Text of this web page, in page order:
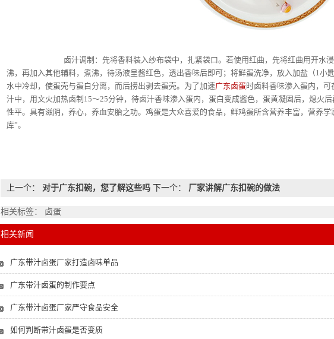
卤汁调制：先将香料装入纱布袋中，扎紧袋口。若使用红曲，先将红曲用开水浸泡
沸，再加入其他辅料，煮沸，待汤液呈酱红色，透出香味后即可；将鲜蛋洗净，放入加盐（1小
水中冷却，使蛋壳与蛋白分离，而后捞出剥去蛋壳。为了加速广东卤蛋时卤料香味渗入蛋内，
汁中，用文火加热卤制15～25分钟，待卤汁香味渗入蛋内，蛋白变成酱色，蛋黄凝固后，熄火
性平。具有滋阴，养心，养血安胎之功。鸡蛋是大众喜爱的食品，鲜鸡蛋所含营养丰富，营养
库”。
上一个： 对于广东扣碗，您了解这些吗 下一个： 厂家讲解广东扣碗的做法
相关标签： 卤蛋
相关新闻
广东带汁卤蛋厂家打造卤味单品
广东带汁卤蛋的制作要点
广东带汁卤蛋厂家严守食品安全
如何判断带汁卤蛋是否变质